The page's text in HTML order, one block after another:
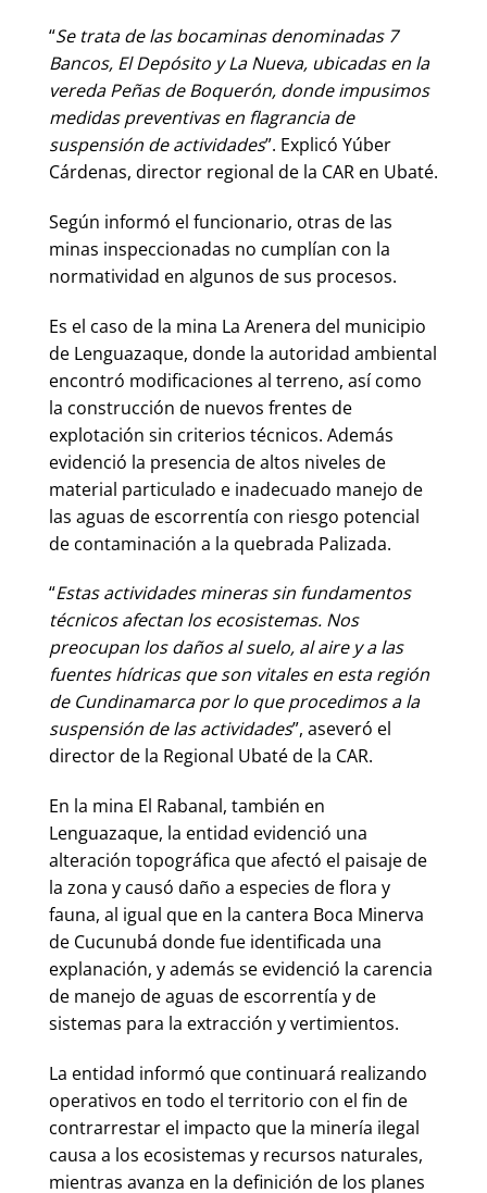
“Se trata de las bocaminas denominadas 7
Bancos, El Depósito y La Nueva, ubicadas en la
vereda Peñas de Boquerón, donde impusimos
medidas preventivas en flagrancia de
suspensión de actividades”. Explicó Yúber
Cárdenas, director regional de la CAR en Ubaté.
Según informó el funcionario, otras de las
minas inspeccionadas no cumplían con la
normatividad en algunos de sus procesos.
Es el caso de la mina La Arenera del municipio
de Lenguazaque, donde la autoridad ambiental
encontró modificaciones al terreno, así como
la construcción de nuevos frentes de
explotación sin criterios técnicos. Además
evidenció la presencia de altos niveles de
material particulado e inadecuado manejo de
las aguas de escorrentía con riesgo potencial
de contaminación a la quebrada Palizada.
“Estas actividades mineras sin fundamentos
técnicos afectan los ecosistemas. Nos
preocupan los daños al suelo, al aire y a las
fuentes hídricas que son vitales en esta región
de Cundinamarca por lo que procedimos a la
suspensión de las actividades”, aseveró el
director de la Regional Ubaté de la CAR.
En la mina El Rabanal, también en
Lenguazaque, la entidad evidenció una
alteración topográfica que afectó el paisaje de
la zona y causó daño a especies de flora y
fauna, al igual que en la cantera Boca Minerva
de Cucunubá donde fue identificada una
explanación, y además se evidenció la carencia
de manejo de aguas de escorrentía y de
sistemas para la extracción y vertimientos.
La entidad informó que continuará realizando
operativos en todo el territorio con el fin de
contrarrestar el impacto que la minería ilegal
causa a los ecosistemas y recursos naturales,
mientras avanza en la definición de los planes